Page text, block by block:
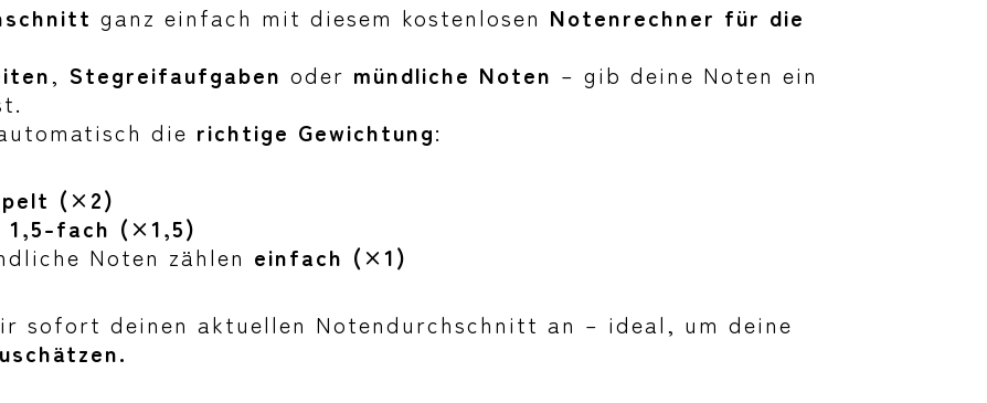
ganz einfach mit diesem kostenlosen Notenrechner für die
, Stegreifaufgaben oder mündliche Noten – gib deine Noten ein
die richtige Gewichtung:
(×2)
1,5-fach (×1,5)
Noten zählen einfach (×1)
sofort deinen aktuellen Notendurchschnitt an – ideal, um deine